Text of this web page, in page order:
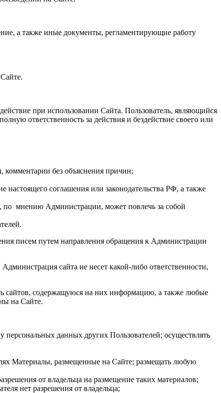
а также иные документы, регламентирующие работу
при использовании Сайта. Пользователь, являющийся
ответственность за действия и бездействие своего или
комментарии без объяснения причин;
настоящего соглашения или законодательства РФ, а также
по мнению Администрации, может повлечь за собой
писем путем направления обращения к Администрации
сайта не несет какой-либо ответственности,
сайтов, содержащуюся на них информацию, а также любые
на Сайте.
данных других Пользователей; осуществлять
Материалы, размещенные на Сайте; размещать любую
от владельца на размещение таких материалов;
нет разрешения от владельца;